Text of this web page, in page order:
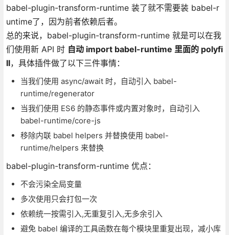
babel-plugin-transform-runtime 装了就不需要装 babel-r
untime了，因为前者依赖后者。
总的来说，babel-plugin-transform-runtime 就是可以在我
们使用新 API 时 自动 import babel-runtime 里面的 polyfi
ll，具体插件做了以下三件事情：
当我们使用 async/await 时，自动引入 babel-
runtime/regenerator
当我们使用 ES6 的静态事件或内置对象时，自动引入
babel-runtime/core-js
移除内联 babel helpers 并替换使用 babel-
runtime/helpers 来替换
babel-plugin-transform-runtime 优点：
不会污染全局变量
多次使用只会打包一次
依赖统一按需引入,无重复引入,无多余引入
避免 babel 编译的工具函数在每个模块里重复出现，减小库